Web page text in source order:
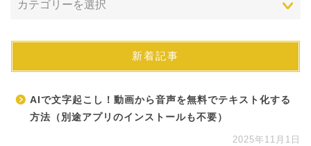
新着記事
AIで文字起こし！動画から音声を無料でテキスト化する
方法（別途アプリのインストールも不要）
2025年11月1日